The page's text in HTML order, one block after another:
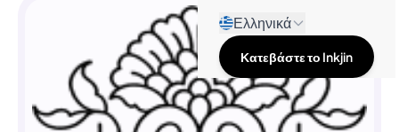
Ελληνικά
Κατεβάστε το Inkjin